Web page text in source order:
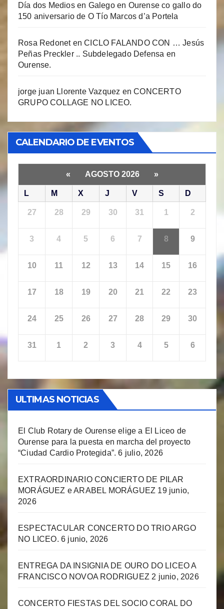
Día dos Medios en Galego en Ourense co gallo do
150 aniversario de O Tío Marcos d’a Portela
Rosa RedonetenCICLO FALANDO CON … Jesús
Peñas Preckler .. Subdelegado Defensa en
Ourense.
jorge juan Llorente Vazquez enCONCERTO
GRUPO COLLAGE NO LICEO.
CALENDARIO DE EVENTOS
« AGOSTO 2026 »
L M X J V S D
27 28 29 30 31 1 2
3 4 5 6 7 8 9
10 11 12 13 14 15 16
17 18 19 20 21 22 23
24 25 26 27 28 29 30
31 1 2 3 4 5 6
ULTIMAS NOTICIAS
El Club Rotary de Ourense elige a El Liceo de
Ourense para la puesta en marcha del proyecto
“Ciudad Cardio Protegida”. 6 julio, 2026
EXTRAORDINARIO CONCIERTO DE PILAR
MORÁGUEZ e ARABEL MORÁGUEZ 19 junio,
2026
ESPECTACULAR CONCERTO DO TRIO ARGO
NO LICEO. 6 junio, 2026
ENTREGA DA INSIGNIA DE OURO DO LICEO A
FRANCISCO NOVOA RODRIGUEZ 2 junio, 2026
CONCERTO FIESTAS DEL SOCIO CORAL DO